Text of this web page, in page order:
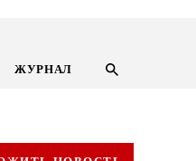
ЖУРНАЛ